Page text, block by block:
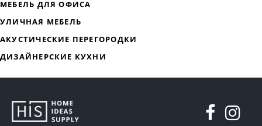
ДИЗАЙНЕРСКАЯ МЕБЕЛЬ
ХРАНЕНИЕ
ДИЗАЙНЕРСКИЕ СТОЛЫ